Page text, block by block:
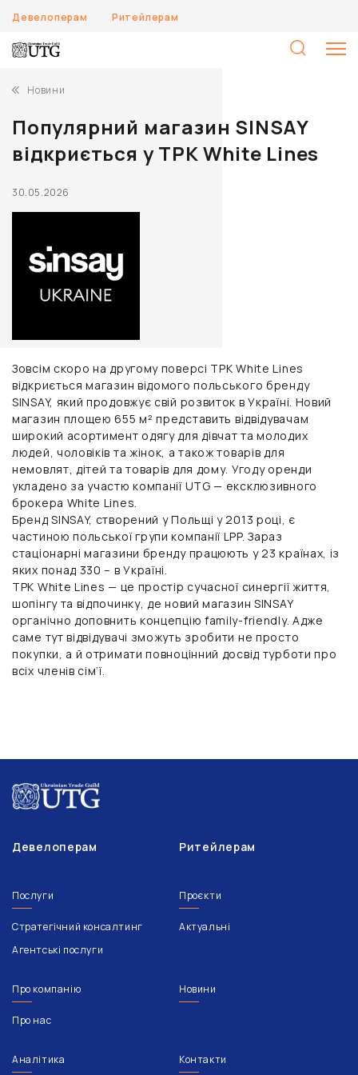
Девелоперам Ритейлерам
Новини
Популярний магазин SINSAY
відкриється у ТРК White Lines
30.05.2026
Зовсім скоро на другому поверсі ТРК White Lines
відкриється магазин відомого польського бренду
SINSAY, який продовжує свій розвиток в Україні. Новий
магазин площею 655 м² представить відвідувачам
широкий асортимент одягу для дівчат та молодих
людей, чоловіків та жінок, а також товарів для
немовлят, дітей та товарів для дому. Угоду оренди
укладено за участю компанії UTG — ексклюзивного
брокера White Lines.
Бренд SINSAY, створений у Польщі у 2013 році, є
частиною польської групи компанії LPP. Зараз
стаціонарні магазини бренду працюють у 23 країнах, із
яких понад 330 – в Україні.
ТРК White Lines — це простір сучасної синергії життя,
шопінгу та відпочинку, де новий магазин SINSAY
органічно доповнить концепцію family-friendly. Адже
саме тут відвідувачі зможуть зробити не просто
покупки, а й отримати повноцінний досвід турботи про
всіх членів сім’ї.
Девелоперам Ритейлерам
Послуги
Стратегічний консалтинг
Агентські послуги
Проєкти
Актуальні
Про компанію
Про нас
Новини
Аналітика Контакти